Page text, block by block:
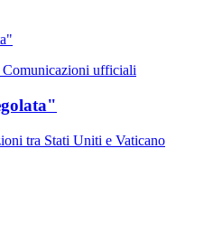
Comunicazioni ufficiali
tra Stati Uniti e Vaticano